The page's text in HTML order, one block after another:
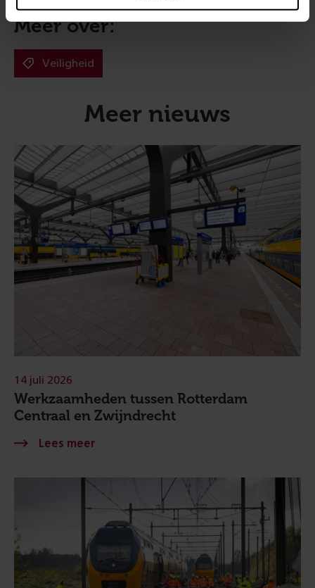
Meer over:
Veiligheid
Meer nieuws
Werkzaamheden tussen Rotterdam
Centraal en Zwijndrecht
14 juli 2026